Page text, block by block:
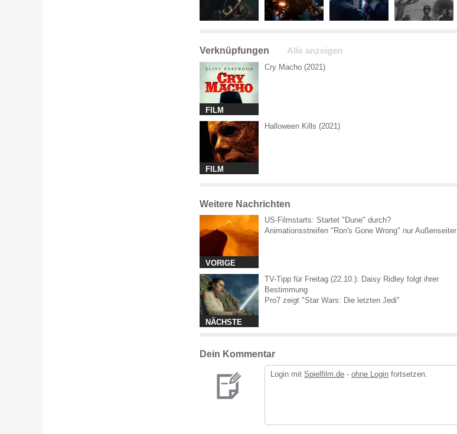
Verknüpfungen Alle anzeigen
FILM
Cry Macho (2021)
FILM
Halloween Kills (2021)
Weitere Nachrichten
VORIGE
US-Filmstarts: Startet "Dune" durch?
Animationsstreifen "Ron's Gone Wrong" nur Außenseiter
NÄCHSTE
TV-Tipp für Freitag (22.10.): Daisy Ridley folgt ihrer
Bestimmung
Pro7 zeigt "Star Wars: Die letzten Jedi"
Dein Kommentar
Login mit Spielfilm.de - ohne Login fortsetzen.